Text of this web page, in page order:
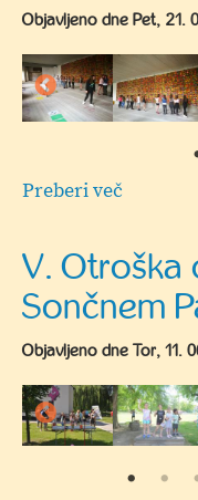
Objavljeno dne Pet, 21.
Preberi več
izlet
za
doline
dveh
V. Otroška
Sončnem
Objavljeno dne Tor, 11.